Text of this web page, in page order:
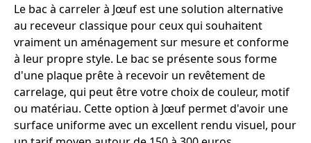
Le bac à carreler à Jœuf est une solution alternative
au receveur classique pour ceux qui souhaitent
vraiment un aménagement sur mesure et conforme
à leur propre style. Le bac se présente sous forme
d'une plaque prête à recevoir un revêtement de
carrelage, qui peut être votre choix de couleur, motif
ou matériau. Cette option à Jœuf permet d'avoir une
surface uniforme avec un excellent rendu visuel, pour